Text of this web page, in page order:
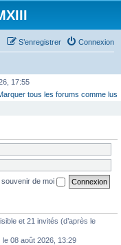
Connexion
S’enregistrer
17:55
tous les forums comme lus
souvenir de moi
et 21 invités (d’après le
, le 08 août 2026, 13:29